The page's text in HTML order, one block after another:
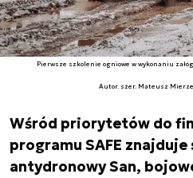
Pierwsze szkolenie ogniowe w wykonaniu
Autor. szer. Mateusz
Wśród priorytetów do
programu SAFE
antydronowy San,